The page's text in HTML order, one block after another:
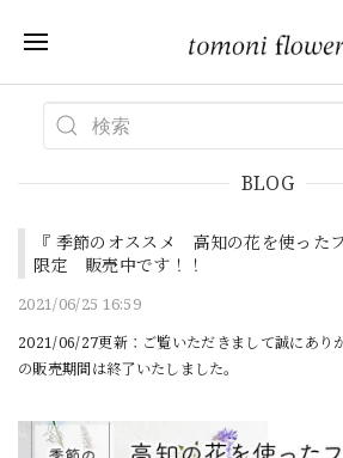
BLOG
『 季節のオススメ 高知の花を使った
限定 販売中です！！
2021/06/25 16:59
2021/06/27更新：ご覧いただきまして誠にあり
の販売期間は終了いたしました。